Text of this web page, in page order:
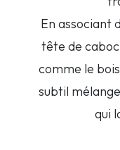
En associant
tête de
comme le
subtil
qui